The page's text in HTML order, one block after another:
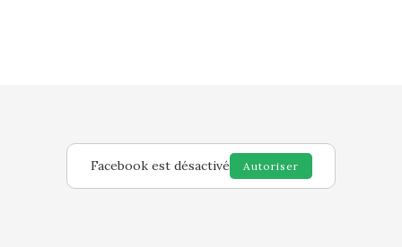
Facebook est désactivé Autoriser